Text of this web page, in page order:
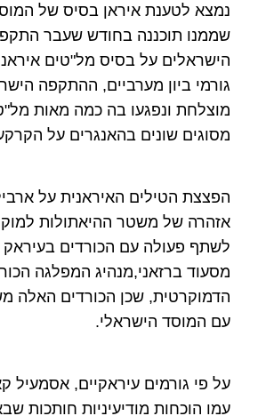
נמצא לטענת איראן בסיס של
שממנו תוכננה בחודש שעבר
הישראלים על בסיס מל"טים
גורמי ביון מערביים, ההתקפה
מוצלחת ונפגעו בה כמה מאות
מסוגים שונים בהאנגרים על
הפצצת הטילים האיראנית על
אזהרה של משטר ההיאתולות
לשתף פעולה עם הכורדים
מסעוד ברזאני,מנהיג המפלגה
הדמוקרטית, שכן הכורדים האלה
עם המוסד הישראלי.
על פי גורמים עיראקיים, אסמעיל
עמו הוכחות מודיעיניות חותכות